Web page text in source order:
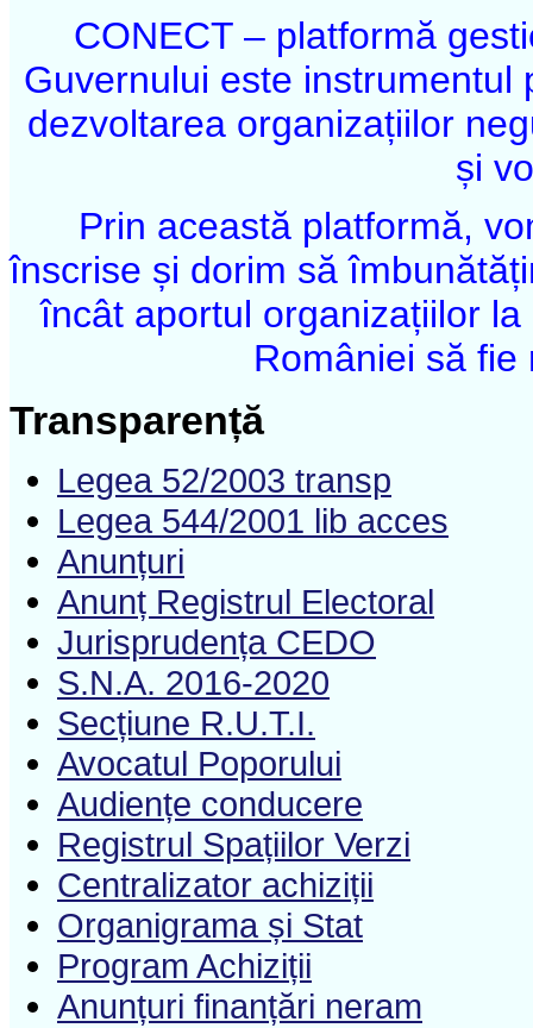
CONECT – platformă
Guvernului este
dezvoltarea organizațiilor
și
Prin această platformă,
înscrise și dorim să
încât aportul organizațiilor
României să
Transparență
Legea 52/2003 transp
Legea 544/2001 lib acces
Anunțuri
Anunț Registrul Electoral
Jurisprudența CEDO
S.N.A. 2016-2020
Secțiune R.U.T.I.
Avocatul Poporului
Audiențe conducere
Registrul Spațiilor Verzi
Centralizator achiziții
Organigrama și Stat
Program Achiziții
Anunțuri finanțări neram